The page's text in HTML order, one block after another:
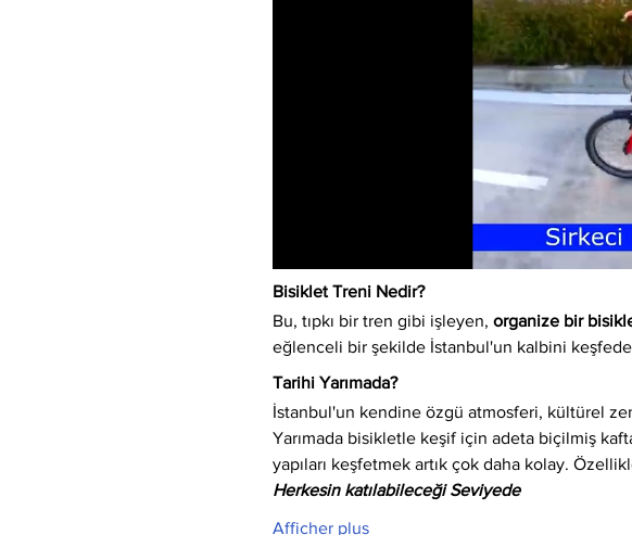
Bisiklet Treni Nedir?
Bu, tıpkı bir tren gibi işleyen, organize bir
eğlenceli bir şekilde İstanbul'un kalbini
Tarihi Yarımada?
İstanbul'un kendine özgü atmosferi, kültürel
Yarımada bisikletle keşif için adeta biçilmiş
yapıları keşfetmek artık çok daha kolay.
Herkesin katılabileceği Seviyede
Afficher plus